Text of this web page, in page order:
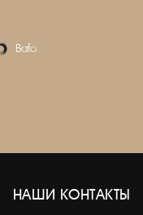
Bafo
НАШИ КОНТАКТЫ